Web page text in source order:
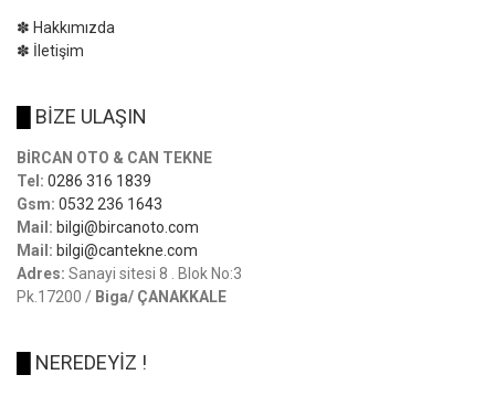
✽ Hakkımızda
✽ İletişim
BİZE ULAŞIN
BİRCAN OTO & CAN TEKNE
Tel: 0286 316 1839
Gsm: 0532 236 1643
Mail: bilgi@bircanoto.com
Mail: bilgi@cantekne.com
Adres: Sanayi sitesi 8 . Blok No:3
Pk.17200 / Biga/ ÇANAKKALE
NEREDEYİZ !